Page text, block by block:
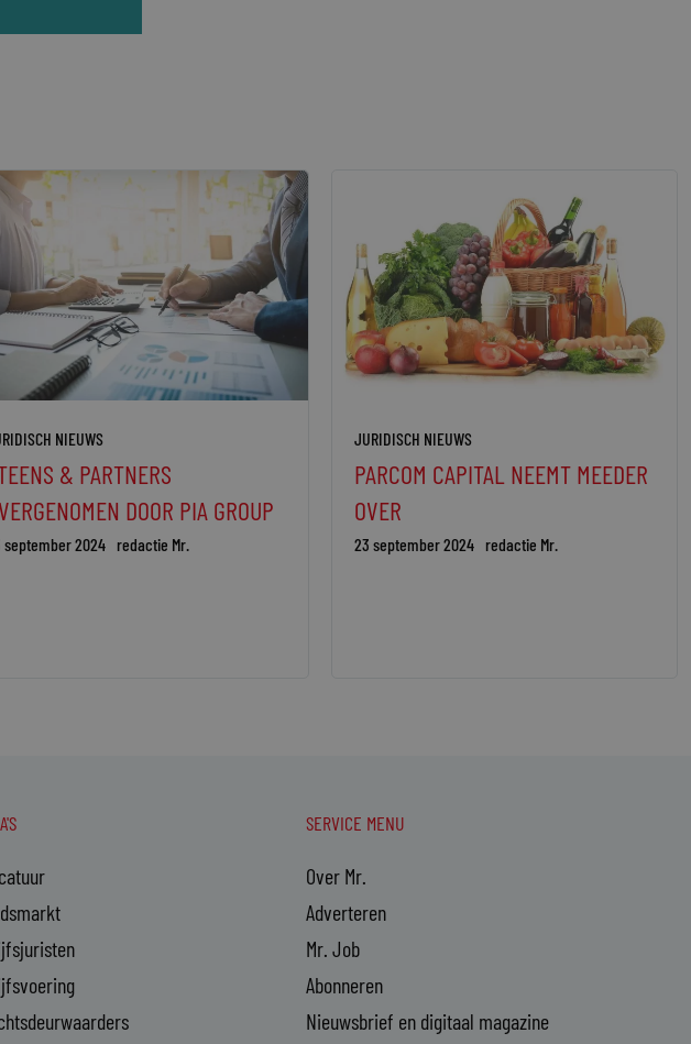
NIEUWS
& PARTNERS
DOOR PIA GROUP
september 2024 redactie Mr.
JURIDISCH NIEUWS
PARCOM CAPITAL NEEMT MEEDER
OVER
23 september 2024 redactie Mr.
SERVICE MENU
Over Mr.
Adverteren
Mr. Job
Abonneren
Nieuwsbrief en digitaal magazine